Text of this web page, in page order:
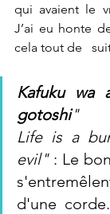
qui avaient le
J’ai eu honte
cela tout de
Kafuku wa
gotoshi
Life is a
evil" : Le
d'une  corde.